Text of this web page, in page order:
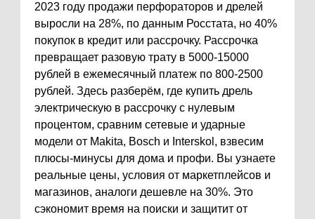
2023 году продажи перфораторов и дрелей
выросли на 28%, по данным Росстата, но 40%
покупок в кредит или рассрочку. Рассрочка
превращает разовую трату в 5000-15000
рублей в ежемесячный платеж по 800-2500
рублей. Здесь разберём, где купить дрель
электрическую в рассрочку с нулевым
процентом, сравним сетевые и ударные
модели от Makita, Bosch и Interskol, взвесим
плюсы-минусы для дома и профи. Вы узнаете
реальные цены, условия от маркетплейсов и
магазинов, аналоги дешевле на 30%. Это
сэкономит время на поиски и защитит от